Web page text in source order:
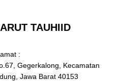
TAUHIID
:
Gegerkalong, Kecamatan
Jawa Barat 40153